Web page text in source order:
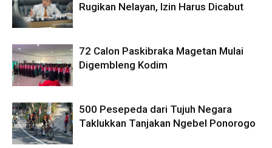
Rugikan Nelayan, Izin Harus Dicabut
72 Calon Paskibraka Magetan Mulai
Digembleng Kodim
500 Pesepeda dari Tujuh Negara
Taklukkan Tanjakan Ngebel Ponorogo